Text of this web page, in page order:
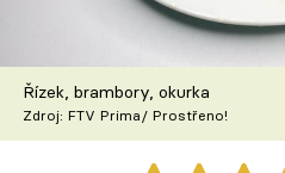
Škola vaření
Recepty z TV
Speciál: Cuketa
Řízek, brambory, okurka
Zdroj: FTV Prima/ Prostřeno!